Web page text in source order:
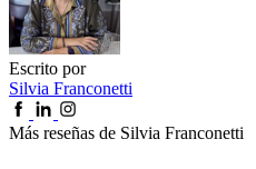
Escrito por
Silvia Franconetti
Más reseñas de Silvia Franconetti